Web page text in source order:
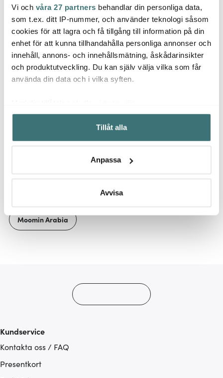
Vi och våra 27 partners behandlar din personliga data,
som t.ex. ditt IP-nummer, och använder teknologi såsom
cookies för att lagra och få tillgång till information på din
enhet för att kunna tillhandahålla personliga annonser och
innehåll, annons- och innehållsmätning, åskådarinsikter
och produktutveckling. Du kan själv välja vilka som får
använda din data och i vilka syften.
Samla in information om din geografiska plats som
kan ha en noggrannhet på upp till flera meter
Identifiera din enhet genom att aktivt skanna den för
Ta reda på mer om hur dina personliga uppgifter
Du kan ändra eller dra tillbaka ditt samtycke när som
Vi använder cookies för att innehållet och annonserna
Tillåt alla
Anpassa
Avvisa
Moomin Arabia
Mumin badhandduk
70x140 cm Vänner för
alltid
359 kr
I lager
Modern House
Chic kids barnservis 4
delar silikon creme
244 kr 349 kr
I lager
149
Låt dig inspireras av våra kunder
Moomin Arabia
Kundservice
Kontakta oss / FAQ
Presentkort